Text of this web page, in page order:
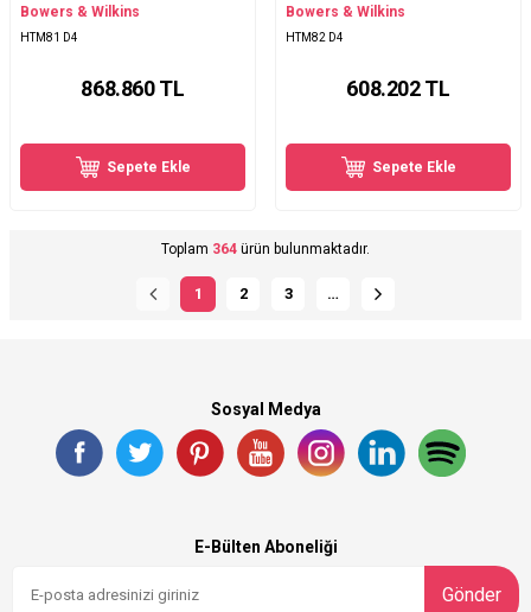
Bowers & Wilkins
HTM81 D4
868.860TL
Sepete Ekle
Bowers & Wilkins
HTM82 D4
608.202TL
Sepete Ekle
Toplam 364 ürün bulunmaktadır.
1 2 3 …
Sosyal Medya
E-Bülten Aboneliği
Gönder